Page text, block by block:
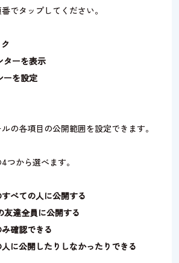
でタップしてください。
ターを表示
ーを設定
の各項目の公開範囲を設定できます。
つから選べます。
べての人に公開する
友達全員に公開する
確認できる
人に公開したりしなかったりできる